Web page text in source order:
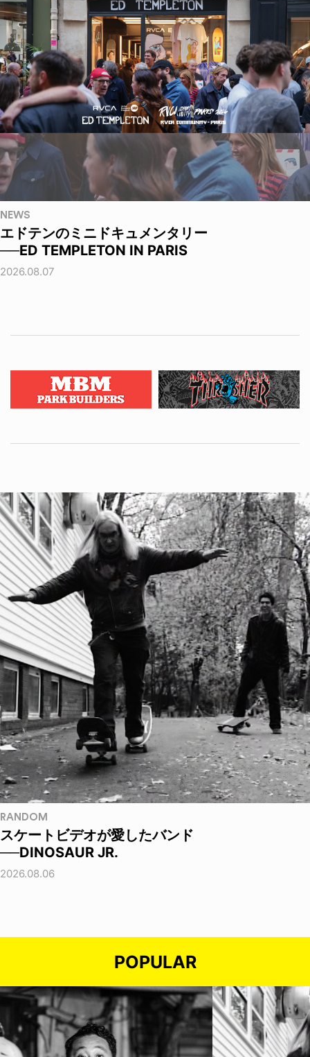
NEWS
エドテンのミニドキュメンタリー
──ED TEMPLETON IN PARIS
2026.08.07
RANDOM
スケートビデオが愛したバンド
──DINOSAUR JR.
2026.08.06
POPULAR